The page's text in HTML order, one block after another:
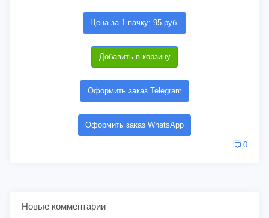
Цена за 1 пачку: 95 руб.
Добавить в корзину
Оформить заказ Telegram
Оформить заказ WhatsApp
0
Новые комментарии